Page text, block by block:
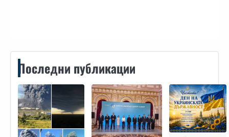
Последни публикации